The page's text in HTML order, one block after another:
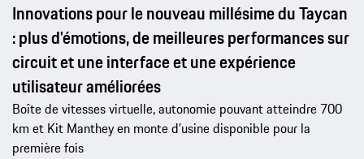
Innovations pour le nouveau millésime du Taycan
: plus d'émotions, de meilleures performances sur
circuit et une interface et une expérience
utilisateur améliorées
Boîte de vitesses virtuelle, autonomie pouvant atteindre 700
km et Kit Manthey en monte d’usine disponible pour la
première fois